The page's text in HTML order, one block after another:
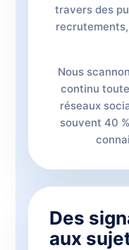
travers des
Nous
continu
réseaux
souvent 40
Des
aux